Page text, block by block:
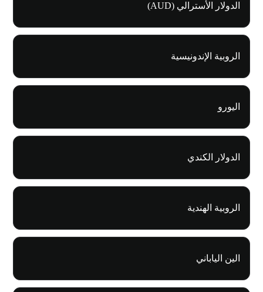
الدولار الأسترالي (AUD)
الروبية الإندونيسية
اليورو
الدولار الكندي
الروبية الهندية
الين الياباني